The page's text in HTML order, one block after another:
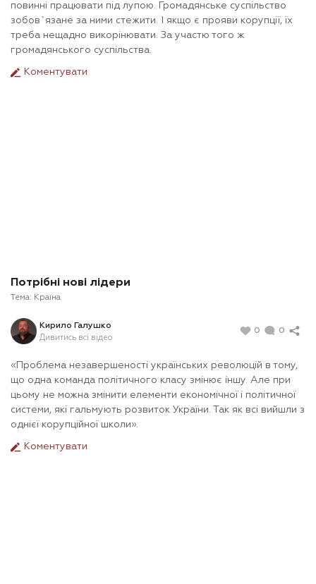
повинні працювати під лупою. Громадянське суспільство
зобов`язане за ними стежити. І якщо є прояви корупції, їх
треба нещадно викорінювати. За участю того ж
громадянського суспільства.
Коментувати
Потрібні нові лідери
Тема: Країна
Кирило Галушко
Дивитись всі відео
0 0
«Проблема незавершеності українських революцій в тому,
що одна команда політичного класу змінює іншу. Але при
цьому не можна змінити елементи економічної і політичної
системи, які гальмують розвиток України. Так як всі вийшли з
однієї корупційної школи».
Коментувати